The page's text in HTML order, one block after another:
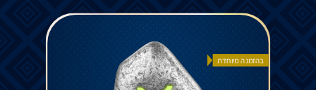
בהזמנה מיוחדת